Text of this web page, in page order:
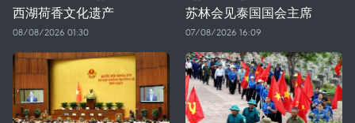
西湖荷香文化遗产
08/08/2026 01:30
苏林会见泰国国会主席
07/08/2026 16:09